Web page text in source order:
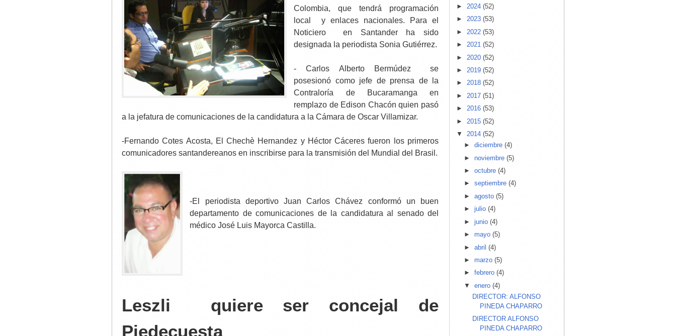
Colombia, que tendrá programación
local y enlaces nacionales. Para el
Noticiero en Santander ha sido
designada la periodista Sonia Gutiérrez.
- Carlos Alberto Bermúdez se
posesionó como jefe de prensa de la
Contraloría de Bucaramanga en
remplazo de Edison Chacón quien pasó
a la jefatura de comunicaciones de la candidatura a la Cámara de Oscar Villamizar.
-Fernando Cotes Acosta, El Chechè Hernandez y Héctor Cáceres fueron los primeros
comunicadores santandereanos en inscribirse para la transmisión del Mundial del Brasil.
-El periodista deportivo Juan Carlos Chávez conformó un buen
departamento de comunicaciones de la candidatura al senado del
médico José Luis Mayorca Castilla.
Leszli quiere ser concejal de
Piedecuesta
► 2024 (52)
► 2023 (53)
► 2022 (53)
► 2021 (52)
► 2020 (52)
► 2019 (52)
► 2018 (52)
► 2017 (51)
► 2016 (53)
► 2015 (52)
▼ 2014 (52)
►diciembre (4)
►noviembre (5)
►octubre (4)
►septiembre (4)
►agosto (5)
►julio (4)
►junio (4)
►mayo (5)
►abril (4)
►marzo (5)
►febrero (4)
▼enero (4)
DIRECTOR: ALFONSO
PINEDA CHAPARRO
DIRECTOR ALFONSO
PINEDA CHAPARRO